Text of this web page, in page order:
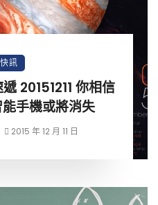
訊
20151211 你相信
手機或將消失
2015 年 12 月 11 日